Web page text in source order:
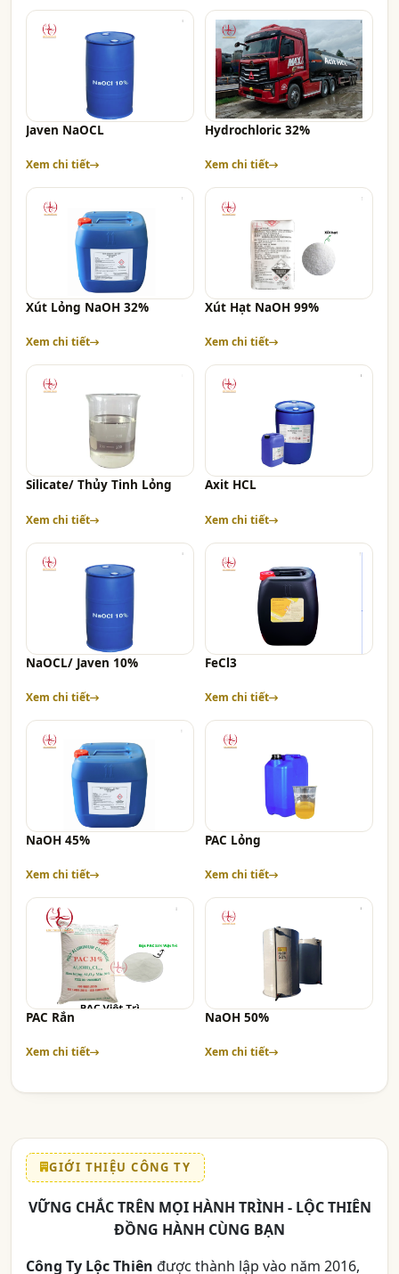
Javen NaOCL
Xem chi tiết
Hydrochloric 32%
Xem chi tiết
Xút Lỏng NaOH 32%
Xem chi tiết
Xút Hạt NaOH 99%
Xem chi tiết
Silicate/ Thủy Tinh Lỏng
Xem chi tiết
Axit HCL
Xem chi tiết
NaOCL/ Javen 10%
Xem chi tiết
FeCl3
Xem chi tiết
NaOH 45%
Xem chi tiết
PAC Lỏng
Xem chi tiết
PAC Rắn
Xem chi tiết
NaOH 50%
Xem chi tiết
GIỚI THIỆU CÔNG TY
VỮNG CHẮC TRÊN MỌI HÀNH TRÌNH - LỘC THIÊN
ĐỒNG HÀNH CÙNG BẠN
Công Ty Lộc Thiên được thành lập vào năm 2016,